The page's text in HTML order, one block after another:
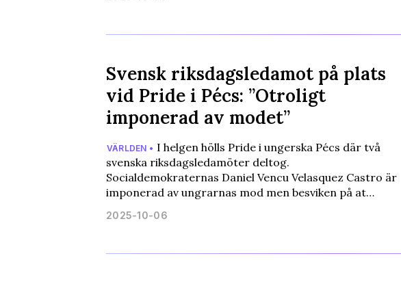
Svensk riksdagsledamot på plats
vid Pride i Pécs: ”Otroligt
imponerad av modet”
VÄRLDEN • I helgen hölls Pride i ungerska Pécs där två
svenska riksdagsledamöter deltog.
Socialdemokraternas Daniel Vencu Velasquez Castro är
imponerad av ungrarnas mod men besviken på at…
2025-10-06